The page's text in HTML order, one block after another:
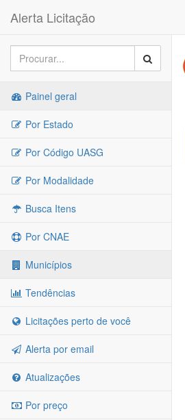
Alerta Licitação
Painel geral
Por Estado
Por Código UASG
Por Modalidade
Busca Itens
Por CNAE
Municípios
Tendências
Licitações perto de você
Alerta por email
Atualizações
Por preço